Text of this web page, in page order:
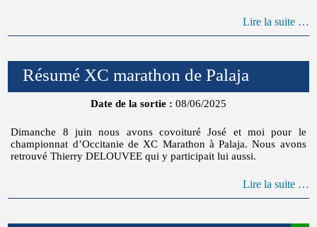
Lire la suite …
Résumé XC marathon de Palaja
Date de la sortie : 08/06/2025
Dimanche 8 juin nous avons covoituré José et moi pour le
championnat d’Occitanie de XC Marathon à Palaja. Nous avons
retrouvé Thierry DELOUVEE qui y participait lui aussi.
Lire la suite …